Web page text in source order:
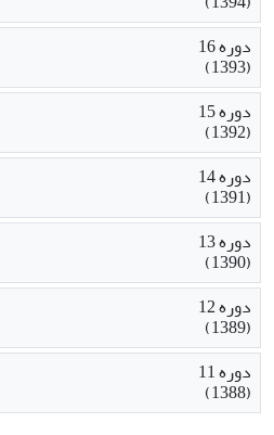
دوره 16
(1393)
دوره 15
(1392)
دوره 14
(1391)
دوره 13
(1390)
دوره 12
(1389)
دوره 11
(1388)